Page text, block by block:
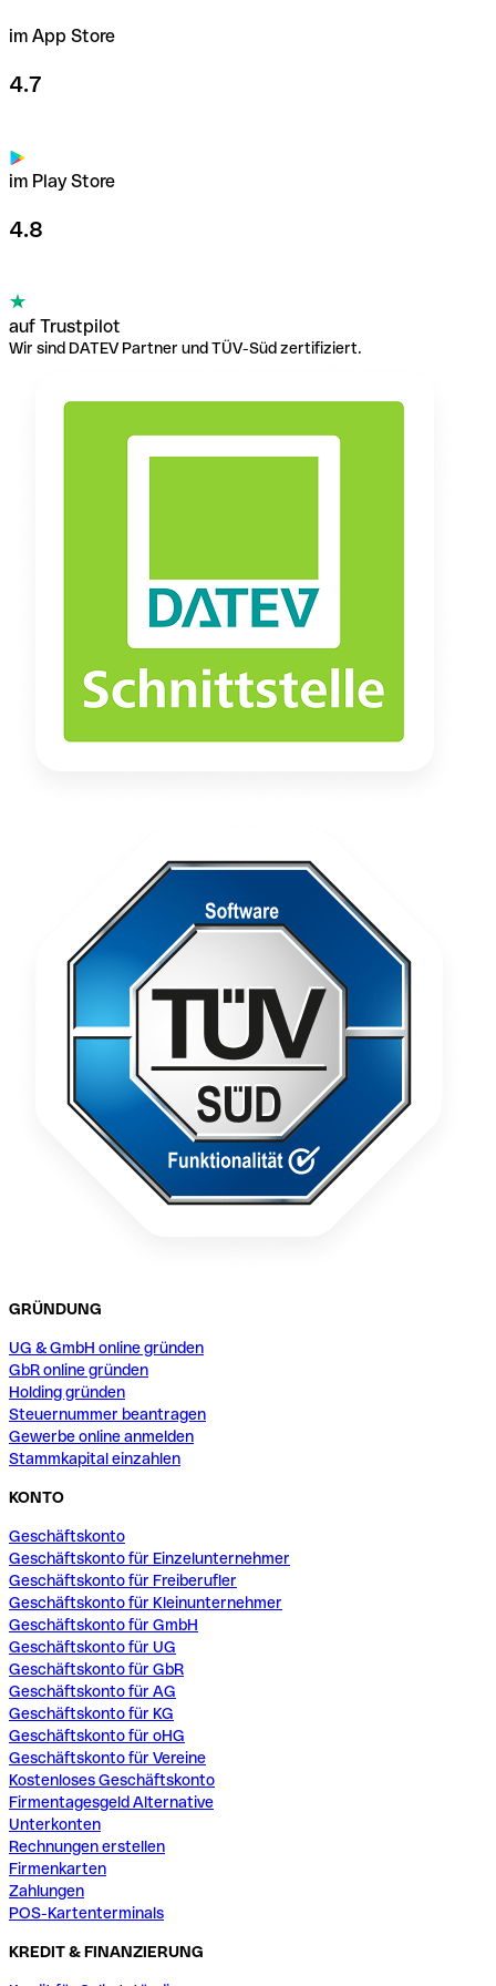
im App Store
4.7
im Play Store
4.8
auf Trustpilot
Wir sind DATEV Partner und TÜV-Süd zertifiziert.
GRÜNDUNG
UG & GmbH online gründen
GbR online gründen
Holding gründen
Steuernummer beantragen
Gewerbe online anmelden
Stammkapital einzahlen
KONTO
Geschäftskonto
Geschäftskonto für Einzelunternehmer
Geschäftskonto für Freiberufler
Geschäftskonto für Kleinunternehmer
Geschäftskonto für GmbH
Geschäftskonto für UG
Geschäftskonto für GbR
Geschäftskonto für AG
Geschäftskonto für KG
Geschäftskonto für oHG
Geschäftskonto für Vereine
Kostenloses Geschäftskonto
Firmentagesgeld Alternative
Unterkonten
Rechnungen erstellen
Firmenkarten
Zahlungen
POS-Kartenterminals
KREDIT & FINANZIERUNG